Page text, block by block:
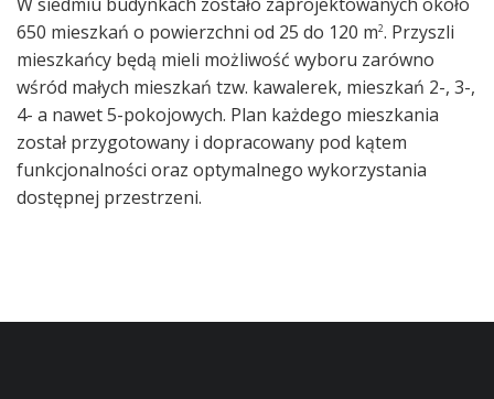
650 mieszkań o powierzchni od 25 do 120 m2. Przyszli
mieszkańcy będą mieli możliwość wyboru zarówno
wśród małych mieszkań tzw. kawalerek, mieszkań 2-, 3-,
4- a nawet 5-pokojowych. Plan każdego mieszkania
został przygotowany i dopracowany pod kątem
funkcjonalności oraz optymalnego wykorzystania
dostępnej przestrzeni.